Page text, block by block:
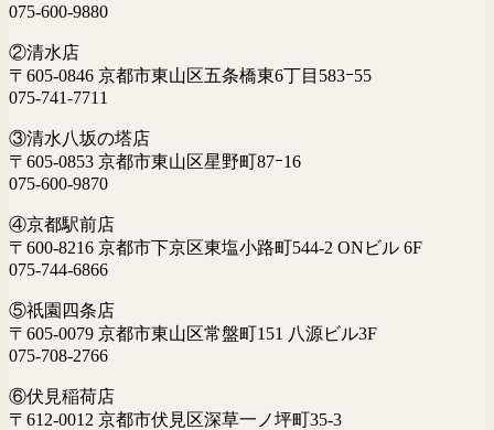
075-600-9880
②清水店
〒605-0846 京都市東山区五条橋東6丁目583ｰ55
075-741-7711
③清水八坂の塔店
〒605-0853 京都市東山区星野町87ｰ16
075-600-9870
④京都駅前店
〒600-8216 京都市下京区東塩小路町544-2 ONビル 6F
075-744-6866
⑤祇園四条店
〒605-0079 京都市東山区常盤町151 八源ビル3F
075-708-2766
⑥伏見稲荷店
〒612-0012 京都市伏見区深草一ノ坪町35-3